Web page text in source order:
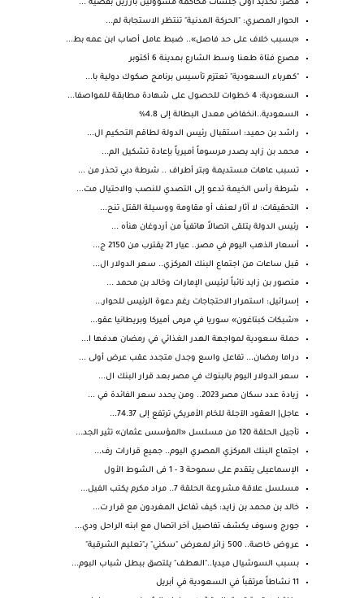
مصر: تحديد أولى جلسات محاكمة مسؤولين بارزين بقضية ...
الحوار المصري: "الحركة المدنية" تنتظر الاستجابة لم...
«بسبب خلاف على حد فاصل».. ضبط عامل أصاب ابن عمه بط...
مصرع فتاة طعنا وسط الشارع بمدينة 6 أكتوبر
"كهرباء السعودية" تعتزم تأسيس برنامج صكوك دولية با...
السعودية: 4 خطوات للحصول على شهادة مطابقة للمواصفا...
السعودية..انخفاض معدل البطالة إلى 4.8%
راشد بن حميد: استقبال رئيس الدولة لطاقم التحكيم ال...
محمد بن زايد يصدر مرسوماً أميرياً بإعادة تشكيل الم...
تسبب عاهات مستديمة وبتر أطراف .. شرطة دبي تحذر من ...
شرطة رأس الخيمة تدعو إلى التصدي للنصب والاحتيال مت...
التحقيقات: لا آثار لعنف أو مقاومة ووسيلة القتل تنح...
رئيس الدولة يتلقى اتصالاً هاتفياً من أردوغان هنأه ...
أسعار الذهب اليوم في مصر.. عيار 21 يقترب من 2150 ج...
قبل ساعات من اجتماع البنك المركزي.. سعر الدولار ال...
منصور بن زايد نائباً لرئيس الإمارات وخالد بن محمد ...
إسرائيل: استمرار الاحتجاجات رغم دعوة الرئيس للحوار...
«شبكات كبتاغون» سوريا في مرمى أميركا وبريطانيا عقو...
حملة سعودية لمواجهة الهدر الغذائي في رمضان هدفها ا...
دراما رمضان... تفاعل واسع وجدل متجدد عقب عرض أولى ...
سعر الدولار اليوم بالبنوك في مصر بعد قرار البنك ال...
زيادة عدد سكان مصر 2023.. ومن يحدد سعر الفائدة في ...
عاجل| العقود الآجلة للخام الأمريكي ترتفع إلى 74.37...
تأجيل الحلقة 120 من مسلسل «المؤسس عثمان» تثير الجد...
اجتماع البنك المركزي المصري اليوم.. جميع قرارات رف...
الإسماعيلى يتقدم على سموحة 3 - 1 فى الشوط الأول
مسلسل علاقة مشروعة الحلقة 7.. مراد مكرم يكتب الفيل...
خالد بن محمد بن زايد: كيف تفاعل المغردون مع قرار ت...
جورج وسوف يكشف تفاصيل آخر اتصال مع ابنه الراحل ودي...
عروض خاصة.. 500 زائر لمعرض "سكني" بـ"تعليم الشرقية"
بسبب السوشيال ميديا.."الهطف" يلتصق ببطل شباب البوم...
11 نشاطاً مرتقباً في السعودية في أبريل